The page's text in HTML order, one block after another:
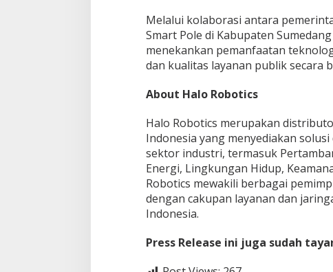
Melalui kolaborasi antara
Smart Pole di Kabupaten
menekankan pemanfaatan
dan kualitas layanan publik secara
About Halo Robotics
Halo Robotics merupakan
Indonesia yang menyediakan
sektor industri, termasuk
Energi, Lingkungan Hidup,
Robotics mewakili berbagai
dengan cakupan layanan dan
Indonesia.
Press Release ini juga sudah